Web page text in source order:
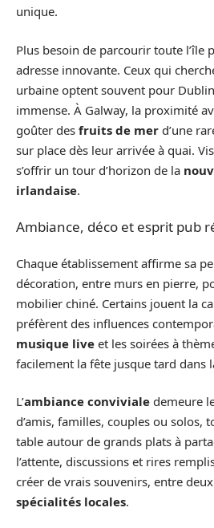
unique.
Plus besoin de parcourir toute l’île
adresse innovante. Ceux qui
urbaine optent souvent pour
immense. À Galway, la proximité
goûter des fruits de mer d’une
sur place dès leur arrivée à quai.
s’offrir un tour d’horizon de la
irlandaise.
Ambiance, déco et esprit pub
Chaque établissement affirme sa
décoration, entre murs en pierre,
mobilier chiné. Certains jouent la
préfèrent des influences
musique live et les soirées à
facilement la fête jusque tard dans
L’ambiance conviviale demeure
d’amis, familles, couples ou solos,
table autour de grands plats à
l’attente, discussions et rires
créer de vrais souvenirs, entre
spécialités locales.